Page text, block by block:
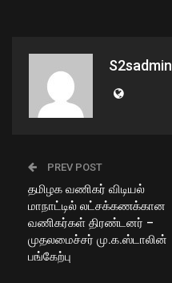
S2sadmin
PREV POST
தமிழக வணிகர் விடியல்
மாநாட்டில் லட்சக்கணக்கான
வணிகர்கள் திரண்டனர் –
முதலமைச்சர் மு.க.ஸ்டாலின்
பங்கேற்பு